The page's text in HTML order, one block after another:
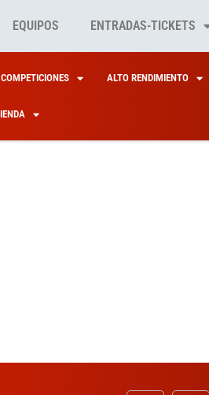
EQUIPOS ENTRADAS-TICKETS
COMPETICIONES ALTO RENDIMIENTO